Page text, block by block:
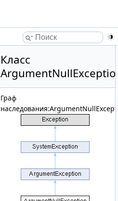
Класс
Граф